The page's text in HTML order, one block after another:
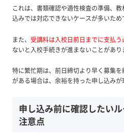
これは、書類確認や適性検査の準備、
込みでは対応できないケースが多いため
また、 受講料は入校日前日までに支払う
ないと入校手続きが進まないことがあり
特に繁忙期は、前日締切より早く募集
がある場合は、余裕を持った申し込みが
申し込み前に確認したい
注意点